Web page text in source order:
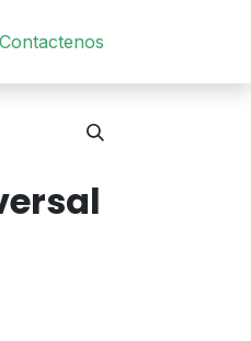
Contact​en​os​